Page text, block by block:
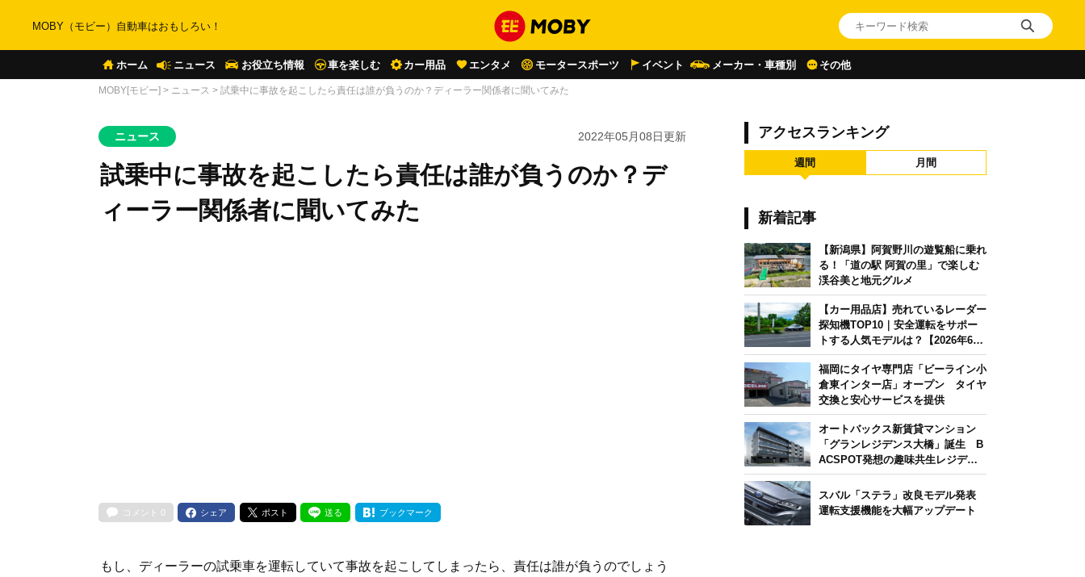
MOBY（モビー）自動車はおもしろい！
ホーム ニュース お役立ち情報 車を楽しむ カー用品 エンタメ モータースポーツ イベント メーカー・車種別 その他
MOBY[モビー] > ニュース > 試乗中に事故を起こしたら責任は誰が負うのか？ディーラー関係者に聞いてみた
ニュース 2022年05月08日更新
試乗中に事故を起こしたら責任は誰が負うのか？デ
ィーラー関係者に聞いてみた
コメント 0 シェア ポスト 送る ブックマーク
もし、ディーラーの試乗車を運転していて事故を起こしてしまったら、責任は誰が負うのでしょう
アクセスランキング
週間 月間
新着記事
【新潟県】阿賀野川の遊覧船に乗れ
る！「道の駅 阿賀の里」で楽しむ
渓谷美と地元グルメ
【カー用品店】売れているレーダー
探知機TOP10｜安全運転をサポー
トする人気モデルは？【2026年6月
版】
福岡にタイヤ専門店「ビーライン小
倉東インター店」オープン タイヤ
交換と安心サービスを提供
オートバックス新賃貸マンション
「グランレジデンス大橋」誕生 B
ACSPOT発想の趣味共生レジデン
ス
スバル「ステラ」改良モデル発表
運転支援機能を大幅アップデート